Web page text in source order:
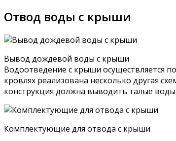
Отвод воды с крыши
Вывод дождевой воды с крыши
Водоотведение с крыши осуществляется
кровлях реализована несколько другая
конструкция должна выводить талые
Комплектующие для отвода с крыши